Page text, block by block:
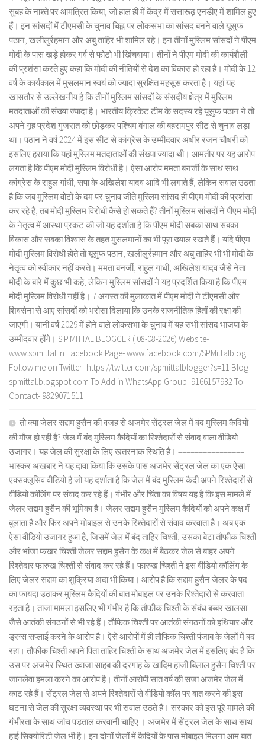
सुबह के नाश्ते पर आमंत्रित किया, जो हाल ही में केंद्र में सत्तारूढ़ एनडीए में शामिल हुए
हैं। इन सांसदों में टीएमसी के चुनाव चिह्न पर लोकसभा का सांसद बनने वाले यूसुफ
पठान, खलीलुर्रहमान और अबु ताहिर भी शामिल रहे। इन तीनों मुस्लिम सांसदों ने पीएम
मोदी के पास खड़े होकर गर्व से फोटो भी खिंचवाया। तीनों ने पीएम मोदी की कार्यशैली
की प्रशंसा करते हुए कहा कि मोदी की नीतियों से देश का विकास हो रहा है। मोदी के 12
वर्ष के कार्यकाल में मुसलमान स्वयं को ज्यादा सुरक्षित महसूस करता है। यहां यह
खासतौर से उल्लेखनीय है कि तीनों मुस्लिम सांसदों के संसदीय क्षेत्र में मुस्लिम
मतदाताओं की संख्या ज्यादा है। भारतीय क्रिकेट टीम के सदस्य रहे यूसुफ पठान ने तो
अपने गृह प्रदेश गुजरात को छोड़कर पश्चिम बंगाल की बहरामपुर सीट से चुनाव लड़ा
था। पठान ने वर्ष 2024 में इस सीट से कांग्रेस के उम्मीदवार अधीर रंजन चौधरी को
इसलिए हराया कि यहां मुस्लिम मतदाताओं की संख्या ज्यादा थी। आमतौर पर यह आरोप
लगता है कि पीएम मोदी मुस्लिम विरोधी है। ऐसा आरोप ममता बनर्जी के साथ साथ
कांग्रेस के राहुल गांधी, सपा के अखिलेश यादव आदि भी लगाते हैं, लेकिन सवाल उठता
है कि जब मुस्लिम वोटों के दम पर चुनाव जीते मुस्लिम सांसद ही पीएम मोदी की प्रशंसा
कर रहे हैं, तब मोदी मुस्लिम विरोधी कैसे हो सकते हैं? तीनों मुस्लिम सांसदों ने पीएम मोदी
के नेतृत्व में आस्था प्रकट की जो यह दर्शाता है कि पीएम मोदी सबका साथ सबका
विकास और सबका विश्वास के तहत मुसलमानों का भी पूरा ख्याल रखते हैं। यदि पीएम
मोदी मुस्लिम विरोधी होते तो यूसुफ पठान, खलीलुर्रहमान और अबु ताहिर भी भी मोदी के
नेतृत्व को स्वीकार नहीं करते। ममता बनर्जी, राहुल गांधी, अखिलेश यादव जैसे नेता
मोदी के बारे में कुछ भी कहे, लेकिन मुस्लिम सांसदों ने यह प्रदर्शित किया है कि पीएम
मोदी मुस्लिम विरोधी नहीं है। 7 अगस्त की मुलाकात में पीएम मोदी ने टीएमसी और
शिवसेना से आए सांसदों को भरोसा दिलाया कि उनके राजनीतिक हितों की रक्षा की
जाएगी। यानी वर्ष 2029 में होने वाले लोकसभा के चुनाव में यह सभी सांसद भाजपा के
उम्मीदवार होंगे। S.P.MITTAL BLOGGER ( 08-08-2026) Website-
www.spmittal.in Facebook Page- www.facebook.com/SPMittalblog
Follow me on Twitter- https://twitter.com/spmittalblogger?s=11 Blog-
spmittal.blogspot.com To Add in WhatsApp Group- 9166157932 To
Contact- 9829071511
तो क्या जेलर सद्दाम हुसैन की वजह से अजमेर सेंट्रल जेल में बंद मुस्लिम कैदियों
की मौज हो रही है? जेल में बंद मुस्लिम कैदियों का रिश्तेदारों से संवाद वाला वीडियो
उजागर। यह जेल की सुरक्षा के लिए खतरनाक स्थिति है। ================
भास्कर अखबार ने यह दावा किया कि उसके पास अजमेर सेंट्रल जेल का एक ऐसा
एक्सक्लूसिव वीडियो है जो यह दर्शाता है कि जेल में बंद मुस्लिम कैदी अपने रिश्तेदारों से
वीडियो कॉलिंग पर संवाद कर रहे हैं। गंभीर और चिंता का विषय यह है कि इस मामले में
जेलर सद्दाम हुसैन की भूमिका है। जेलर सद्दाम हुसैन मुस्लिम कैदियों को अपने कक्ष में
बुलाता है और फिर अपने मोबाइल से उनके रिश्तेदारों से संवाद करवाता है। अब एक
ऐसा वीडियो उजागर हुआ है, जिसमें जेल में बंद ताहिर चिश्ती, उसका बेटा तौफीक चिश्ती
और भांजा फखर चिश्ती जेलर सद्दाम हुसैन के कक्ष में बैठकर जेल से बाहर अपने
रिश्तेदार फारुख चिश्ती से संवाद कर रहे हैं। फारुख चिश्ती ने इस वीडियो कॉलिंग के
लिए जेलर सद्दाम का शुक्रिया अदा भी किया। आरोप है कि सद्दाम हुसैन जेलर के पद
का फायदा उठाकर मुस्लिम कैदियों की बात मोबाइल पर उनके रिश्तेदारों से करवाता
रहता है। ताजा मामला इसलिए भी गंभीर है कि तौफीक चिश्ती के संबंध बब्बर खालसा
जैसे आतंकी संगठनों से भी रहे हैं। तौफिक चिश्ती पर आतंकी संगठनों को हथियार और
ड्रग्स सप्लाई करने के आरोप है। ऐसे आरोपों में ही तौफिक चिश्ती पंजाब के जेलों में बंद
रहा। तौफीक चिश्ती अपने पिता ताहिर चिश्ती के साथ अजमेर जेल में इसलिए बंद है कि
उस पर अजमेर स्थित ख्वाजा साहब की दरगाह के खादिम हाजी बिलाल हुसैन चिश्ती पर
जानलेवा हमला करने का आरोप है। तीनों आरोपी सात वर्ष की सजा अजमेर जेल में
काट रहे हैं। सेंट्रल जेल से अपने रिश्तेदारों से वीडियो कॉल पर बात करने की इस
घटना से जेल की सुरक्षा व्यवस्था पर भी सवाल उठते हैं। सरकार को इस पूरे मामले की
गंभीरता के साथ जांच पड़ताल करवानी चाहिए । अजमेर में सेंट्रल जेल के साथ साथ
हाई सिक्योरिटी जेल भी है। इन दोनों जेलों में कैदियों के पास मोबाइल मिलना आम बात